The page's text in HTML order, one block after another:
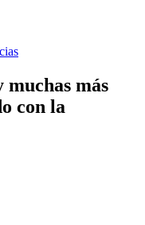
muchas más
con la